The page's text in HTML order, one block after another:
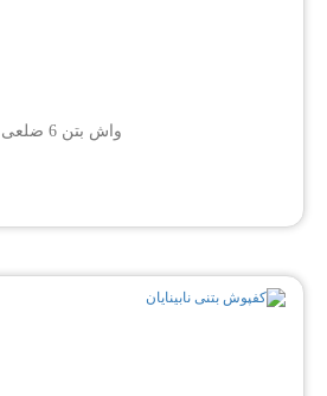
واش بتن 6 ضلعی